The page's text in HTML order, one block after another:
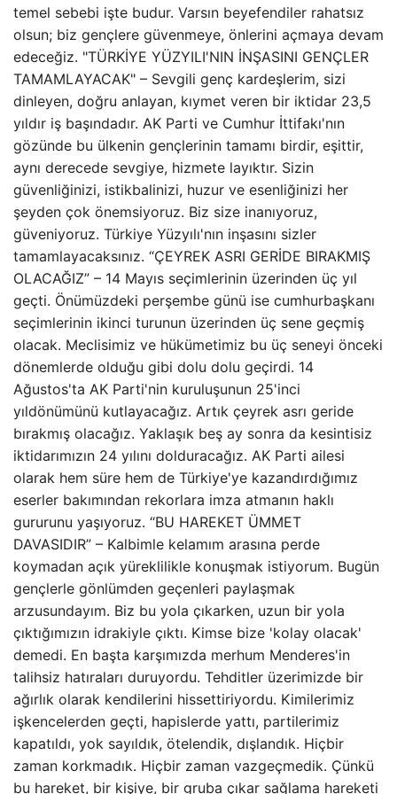
temel sebebi işte budur. Varsın beyefendiler rahatsız
olsun; biz gençlere güvenmeye, önlerini açmaya devam
edeceğiz. "TÜRKİYE YÜZYILI'NIN İNŞASINI GENÇLER
TAMAMLAYACAK" – Sevgili genç kardeşlerim, sizi
dinleyen, doğru anlayan, kıymet veren bir iktidar 23,5
yıldır iş başındadır. AK Parti ve Cumhur İttifakı'nın
gözünde bu ülkenin gençlerinin tamamı birdir, eşittir,
aynı derecede sevgiye, hizmete layıktır. Sizin
güvenliğinizi, istikbalinizi, huzur ve esenliğinizi her
şeyden çok önemsiyoruz. Biz size inanıyoruz,
güveniyoruz. Türkiye Yüzyılı'nın inşasını sizler
tamamlayacaksınız. “ÇEYREK ASRI GERİDE BIRAKMIŞ
OLACAĞIZ” – 14 Mayıs seçimlerinin üzerinden üç yıl
geçti. Önümüzdeki perşembe günü ise cumhurbaşkanı
seçimlerinin ikinci turunun üzerinden üç sene geçmiş
olacak. Meclisimiz ve hükümetimiz bu üç seneyi önceki
dönemlerde olduğu gibi dolu dolu geçirdi. 14
Ağustos'ta AK Parti'nin kuruluşunun 25'inci
yıldönümünü kutlayacağız. Artık çeyrek asrı geride
bırakmış olacağız. Yaklaşık beş ay sonra da kesintisiz
iktidarımızın 24 yılını dolduracağız. AK Parti ailesi
olarak hem süre hem de Türkiye'ye kazandırdığımız
eserler bakımından rekorlara imza atmanın haklı
gururunu yaşıyoruz. “BU HAREKET ÜMMET
DAVASIDIR” – Kalbimle kelamım arasına perde
koymadan açık yüreklilikle konuşmak istiyorum. Bugün
gençlerle gönlümden geçenleri paylaşmak
arzusundayım. Biz bu yola çıkarken, uzun bir yola
çıktığımızın idrakiyle çıktı. Kimse bize 'kolay olacak'
demedi. En başta karşımızda merhum Menderes'in
talihsiz hatıraları duruyordu. Tehditler üzerimizde bir
ağırlık olarak kendilerini hissettiriyordu. Kimilerimiz
işkencelerden geçti, hapislerde yattı, partilerimiz
kapatıldı, yok sayıldık, ötelendik, dışlandık. Hiçbir
zaman korkmadık. Hiçbir zaman vazgeçmedik. Çünkü
bu hareket, bir kişiye, bir gruba çıkar sağlama hareketi